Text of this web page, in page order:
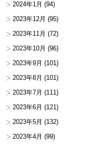
2024年1月 (94)
2023年12月 (95)
2023年11月 (72)
2023年10月 (96)
2023年9月 (101)
2023年8月 (101)
2023年7月 (111)
2023年6月 (121)
2023年5月 (132)
2023年4月 (99)